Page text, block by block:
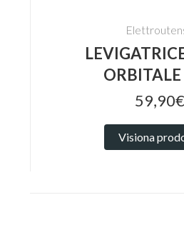
59,90€
Visiona